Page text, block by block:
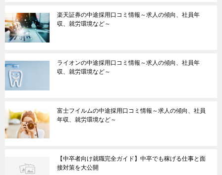
楽天証券の中途採用口コミ情報～求人の傾向、社員年
収、就労環境など～
ライオンの中途採用口コミ情報～求人の傾向、社員年
収、就労環境など～
富士フイルムの中途採用口コミ情報～求人の傾向、社員
年収、就労環境など～
【中卒者向け就職完全ガイド】中卒でも稼げる仕事と面
接対策を大公開